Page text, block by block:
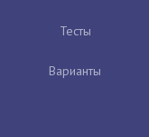
Тесты
Варианты